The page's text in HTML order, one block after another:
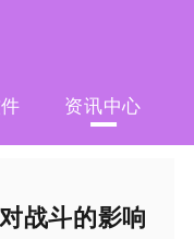
资讯中心
战斗的影响